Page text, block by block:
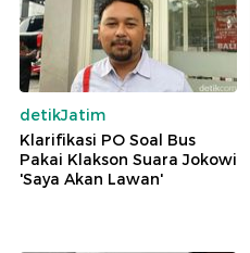
detikJatim
Klarifikasi PO Soal Bus
Pakai Klakson Suara Jokowi
'Saya Akan Lawan'